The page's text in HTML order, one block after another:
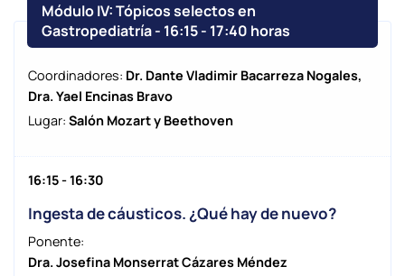
Módulo IV: Tópicos selectos en
Gastropediatría - 16:15- 17:40 horas
Coordinadores: Dr. Dante Vladimir Bacarreza Nogales,
Dra. Yael Encinas Bravo
Lugar: Salón Mozart y Beethoven
16:15 - 16:30
Ingesta de cáusticos. ¿Qué hay de nuevo?
Ponente:
Dra. Josefina Monserrat Cázares Méndez